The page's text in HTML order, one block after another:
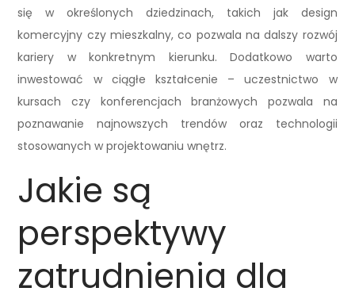
się w określonych dziedzinach, takich jak design
komercyjny czy mieszkalny, co pozwala na dalszy rozwój
kariery w konkretnym kierunku. Dodatkowo warto
inwestować w ciągłe kształcenie – uczestnictwo w
kursach czy konferencjach branżowych pozwala na
poznawanie najnowszych trendów oraz technologii
stosowanych w projektowaniu wnętrz.
Jakie są
perspektywy
zatrudnienia dla